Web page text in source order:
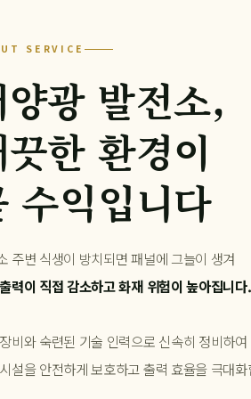
SERVICE
광 발전소,
한 환경이
수익입니다
주변 식생이 방치되면 패널에 그늘이 생겨
력이 직접 감소하고 화재 위험이 높아집니다.
비와 숙련된 기술 인력으로 신속히 정비하여
설을 안전하게 보호하고 출력 효율을 극대화